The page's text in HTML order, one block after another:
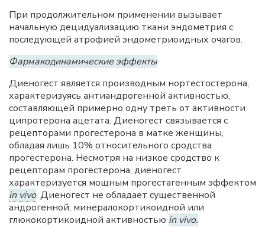
При продолжительном применении вызывает
начальную децидуализацию ткани эндометрия с
последующей атрофией эндометриоидных очагов.
Фармакодинамические эффекты
Диеногест является производным нортестостерона,
характеризуясь антиандрогенной активностью,
составляющей примерно одну треть от активности
ципротерона ацетата. Диеногест связывается с
рецепторами прогестерона в матке женщины,
обладая лишь 10% относительного сродства
прогестерона. Несмотря на низкое сродство к
рецепторам прогестерона, диеногест
характеризуется мощным прогестагенным эффектом
in vivo. Диеногест не обладает существенной
андрогенной, минералокортикоидной или
глюкокортикоидной активностью in vivo.